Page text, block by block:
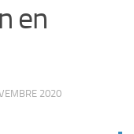
en
2020